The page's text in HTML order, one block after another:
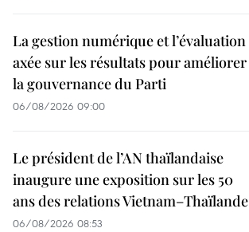
La gestion numérique et l’évaluation
axée sur les résultats pour améliorer
la gouvernance du Parti
06/08/2026 09:00
Le président de l’AN thaïlandaise
inaugure une exposition sur les 50
ans des relations Vietnam–Thaïlande
06/08/2026 08:53